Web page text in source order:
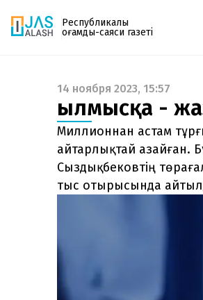
Республикалық
қоғамдық-саяси газеті
Газетке жазылу
PDF форматтағы газетті ай сайын
поштаңызға алып отырыңыз. Жаңа
шыққан сәтте сізге бірден жіберіледі.
енгізіңіз, біз қалғанын өзіміз
14 ноября 2023, 15:57
Қылмысқа -
Миллионнан астам
айтарлықтай азайған.
Сыздықбековтің
тыс отырысында